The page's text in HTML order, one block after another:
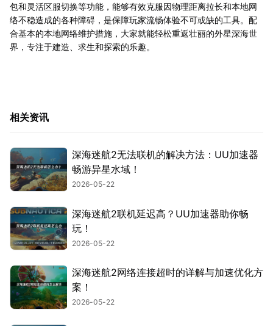
包和灵活区服切换等功能，能够有效克服因物理距离拉长和本地网
络不稳造成的各种障碍，是保障玩家流畅体验不可或缺的工具。配
合基本的本地网络维护措施，大家就能轻松重返壮丽的外星深海世
界，专注于建造、求生和探索的乐趣。
相关资讯
深海迷航2无法联机的解决方法：UU加速器
畅游异星水域！
2026-05-22
深海迷航2联机延迟高？UU加速器助你畅
玩！
2026-05-22
深海迷航2网络连接超时的详解与加速优化方
案！
2026-05-22